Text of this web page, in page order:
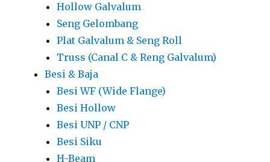
Hollow Galvalum
Seng Gelombang
Plat Galvalum & Seng Roll
Truss (Canal C & Reng Galvalum)
Besi & Baja
Besi WF (Wide Flange)
Besi Hollow
Besi UNP / CNP
Besi Siku
H-Beam